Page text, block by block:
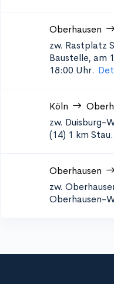
Oberhausen
zw. Rastplatz
Baustelle, am
18:00 Uhr.
Köln
zw. Duisburg-
(14) 1 km Stau.
Oberhausen
zw.
Oberhausen-